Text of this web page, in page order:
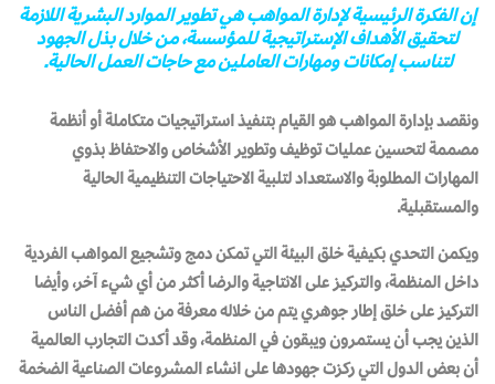
إن الفكرة الرئيسية لإدارة المواهب هي تطوير الموارد البشرية اللازمة
لتحقيق الأهداف الإستراتيجية للمؤسسة، من خلال بذل الجهود
لتناسب إمكانات ومهارات العاملين مع حاجات العمل الحالية.
ونقصد بإدارة المواهب هو القيام بتنفيذ استراتيجيات متكاملة أو أنظمة
مصممة لتحسين عمليات توظيف وتطوير الأشخاص والاحتفاظ بذوي
المهارات المطلوبة والاستعداد لتلبية الاحتياجات التنظيمية الحالية
والمستقبلية.
ويكمن التحدي بكيفية خلق البيئة التي تمكن دمج وتشجيع المواهب الفردية
داخل المنظمة، والتركيز على الانتاجية والرضا أكثر من أي شيء آخر، وأيضا
التركيز على خلق إطار جوهري يتم من خلاله معرفة من هم أفضل الناس
الذين يجب أن يستمرون ويبقون في المنظمة، وقد أكدت التجارب العالمية
أن بعض الدول التي ركزت جهودها على انشاء المشروعات الصناعية الضخمة